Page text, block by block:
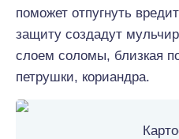
поможет отпугнуть
защиту создадут
слоем соломы, близкая
петрушки, кориандра.